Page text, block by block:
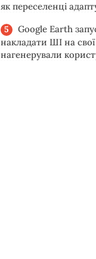
як переселенці
Google Earth
накладати ШІ на
нагенерували